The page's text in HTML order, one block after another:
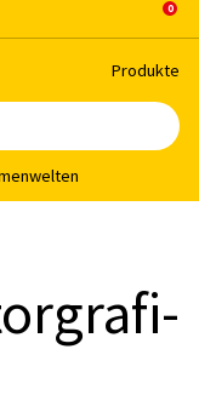
Pro­duk­te